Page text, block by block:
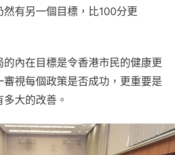
然有另一個目標，比100分更
的內在目標是令香港市民的健康更
視每個政策是否成功，更重要是
大的改善。